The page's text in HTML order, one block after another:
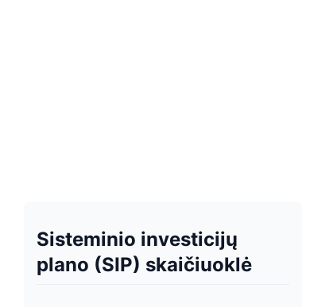
Sisteminio investicijų
plano (SIP) skaičiuoklė